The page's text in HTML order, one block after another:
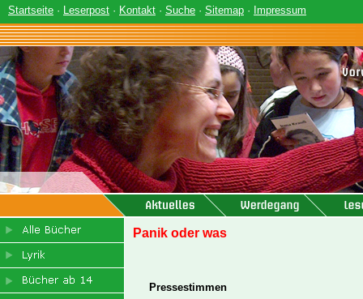
Startseite · Leserpost · Kontakt · Suche · Sitemap · Impressum
Panik oder was
Pressestimmen